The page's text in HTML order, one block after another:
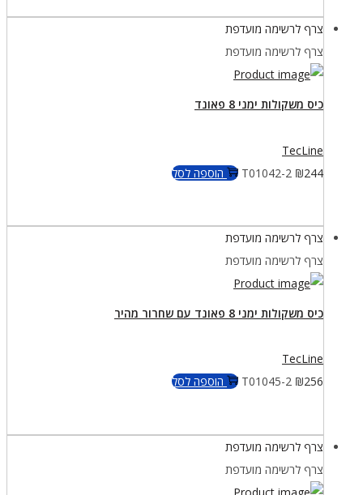
צרף לרשימה מועדפת
צרף לרשימה מועדפת
כיס משקולות ימני 8 פאונד
TecLine
T01042-2 ₪244 הוספה לסל
צרף לרשימה מועדפת
צרף לרשימה מועדפת
כיס משקולות ימני 8 פאונד עם שחרור מהיר
TecLine
T01045-2 ₪256 הוספה לסל
צרף לרשימה מועדפת
צרף לרשימה מועדפת